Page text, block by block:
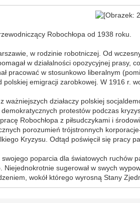
Robochłopa od 1938 roku.
w rodzinie robotniczej. Od
w działalności opozycyjnej prasy,
pracować w stosunkowo liberalnym
polskiej emigracji zarobkowej. W 1916 r.
ważniejszych działaczy polskiej
protestów podczas
Robochłopa z piłsudczykami i
porozumień trójstronnych
Kryzysu. Odtąd poświęcił się pracy
poparcia dla światowych ruchów
Niejednokrotnie sugerował w swych
wokół którego wyrosną Stany